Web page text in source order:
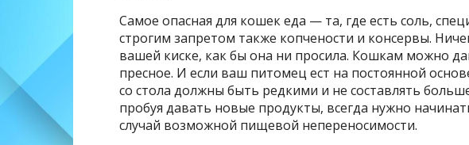
Самое опасная для кошек еда — та, где есть соль,
строгим запретом также копчености и консервы.
вашей киске, как бы она ни просила. Кошкам можно
пресное. И если ваш питомец ест на постоянной
со стола должны быть редкими и не составлять
пробуя давать новые продукты, всегда нужно
случай возможной пищевой непереносимости.